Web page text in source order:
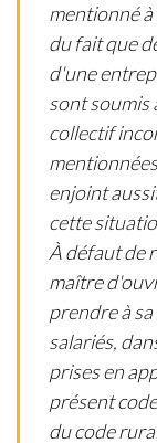
mentionné
du fait que
d'une
sont soumis
collectif
enjoint
cette
À défaut de
maître
prendre à
salariés,
prises en
présent
du code